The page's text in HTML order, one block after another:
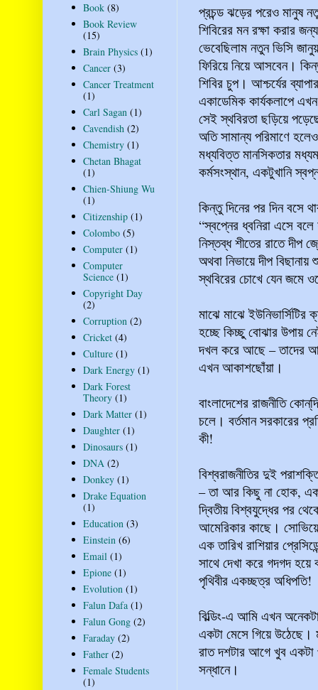
প্রচন্ড ঝড়ের পরেও মানুষ
শিবিরের মন রক্ষা করার
ভেবেছিলাম নতুন ভিসি
ফিরিয়ে নিয়ে আসবেন।
শিবির চুপ। আশ্চর্যের
একাডেমিক কার্যকলাপে
সেই স্থবিরতা ছড়িয়ে
অতি সামান্য পরিমাণে
মধ্যবিত্ত মানসিকতার
কর্মসংস্থান, একটুখানি
কিন্তু দিনের পর দিন বসে
“স্বপ্নের ধ্বনিরা এসে
নিস্তব্ধ শীতের রাতে দীপ
অথবা নিভায়ে দীপ বিছানায়
স্থবিরের চোখে যেন
মাঝে মাঝে
হচ্ছে কিচ্ছু বোঝার উপায়
দখল করে আছে – তাদের
এখন আকাশছোঁয়া।
বাংলাদেশের রাজনীতি
চলে। বর্তমান সরকারের
কী!
বিশ্বরাজনীতির দুই
– তা আর কিছু না হোক, এক
দ্বিতীয় বিশ্বযুদ্ধের পর
আমেরিকার কাছে।
এক তারিখ রাশিয়ার
সাথে দেখা করে গদগদ
পৃথিবীর একচ্ছত্র অধিপতি!
বিল্ডিং-এ আমি এখন
একটা মেসে গিয়ে উঠেছে।
রাত দশটার আগে খুব একটা
সন্ধানে।
Book (8)
Book Review
(15)
Brain Physics (1)
Cancer (3)
Cancer Treatment
(1)
Carl Sagan (1)
Cavendish (2)
Chemistry (1)
Chetan Bhagat
(1)
Chien-Shiung Wu
(1)
Citizenship (1)
Colombo (5)
Computer (1)
Computer
Science (1)
Copyright Day
(2)
Corruption (2)
Cricket (4)
Culture (1)
Dark Energy (1)
Dark Forest
Theory (1)
Dark Matter (1)
Daughter (1)
Dinosaurs (1)
DNA (2)
Donkey (1)
Drake Equation
(1)
Education (3)
Einstein (6)
Email (1)
Epione (1)
Evolution (1)
Falun Dafa (1)
Falun Gong (2)
Faraday (2)
Father (2)
Female Students
(1)